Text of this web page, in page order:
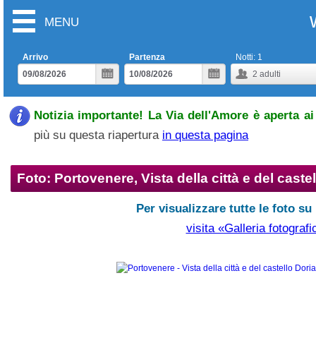
MENU
Arrivo
Partenza
2 adulti
Notti: 1
Notizia importante! La Via dell'Amore è aperta
più su questa riapertura in questa pagina
Foto: Portovenere, Vista della città e del
Per visualizzare tutte le foto su
visita «Galleria